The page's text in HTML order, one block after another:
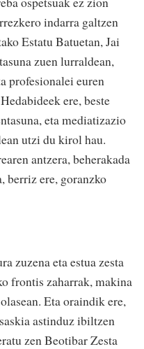
indarra galtzen
Estatu Batuetan, Jai
zuen lurraldean,
profesionalei euren
ere, beste
eta mediatizazio
utzi du kirol hau.
antzera, beherakada
berriz ere, goranzko
zuzena eta estua zesta
frontis zaharrak, makina
Eta oraindik ere,
astinduz ibiltzen
zen Beotibar Zesta